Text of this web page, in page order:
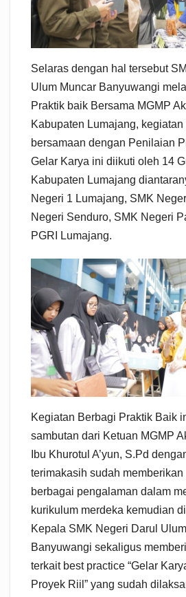
Selaras dengan hal tersebut
Ulum Muncar Banyuwangi
Praktik baik Bersama MGMP
Kabupaten Lumajang,
bersamaan dengan Penilaian
Gelar Karya ini diikuti oleh 14
Kabupaten Lumajang
Negeri 1 Lumajang, SMK
Negeri Senduro, SMK Negeri
PGRI Lumajang.
Kegiatan Berbagi Praktik Baik
sambutan dari Ketuan MGMP
Ibu Khurotul A’yun, S.Pd
terimakasih sudah
berbagai pengalaman dalam
kurikulum merdeka kemudian
Kepala SMK Negeri Darul
Banyuwangi sekaligus
terkait best practice “Gelar
Proyek Riil” yang sudah